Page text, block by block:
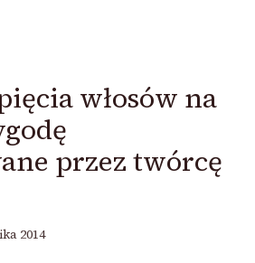
włosów na
przez twórcę
2014